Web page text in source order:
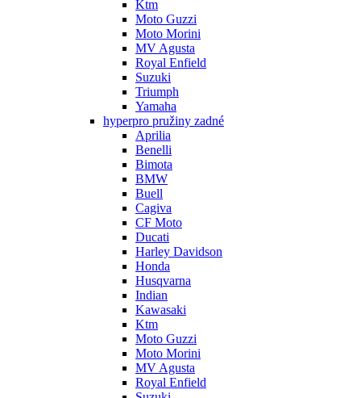
Ktm
Moto Guzzi
Moto Morini
MV Agusta
Royal Enfield
Suzuki
Triumph
Yamaha
hyperpro pružiny zadné
Aprilia
Benelli
Bimota
BMW
Buell
Cagiva
CF Moto
Ducati
Harley Davidson
Honda
Husqvarna
Indian
Kawasaki
Ktm
Moto Guzzi
Moto Morini
MV Agusta
Royal Enfield